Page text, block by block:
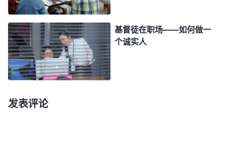
可是一想到唾手可得的金钱，我怎么也不能放弃，只
能无奈地活在煎熬与痛苦中，一步一步艰难地往前
走……
曙光降临 良心复苏
话我知道了天地万物是神造的，我们人也是神造的，
基督徒在职场——如何做一
个诚实人
发表评论